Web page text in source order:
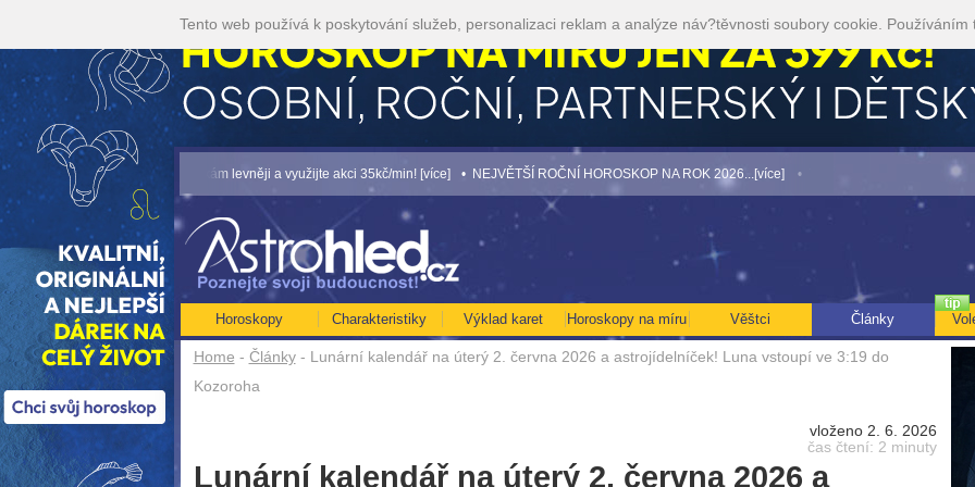
Home - Články- Lunární kalendář na úterý 2. června 2026 a astrojídelníček! Luna vstoupí ve 3:19 do
Kozoroha
vloženo 2. 6. 2026
čas čtení: 2 minuty
Lunární kalendář na úterý 2. června 2026 a
Horoskopy Charakteristiky Výklad karet Horoskopy na míru Věštci Články
[více] • Volejte kartářkám levněji a využijte akci 35kč/min! [více] • NEJVĚTŠÍ ROČNÍ HOROSKOP NA ROK 2026...[více] • TAROT NA SRPEN ZA 49,-KČ... [více]
Tento web používá k poskytování služeb, personalizaci reklam a analýze náv?těvnosti soubory cookie. Používáním